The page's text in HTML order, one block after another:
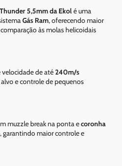
5,5mm da Ekolé uma
Gás Ram, oferecendo maior
às molas helicoidais
velocidade de até240m/s
e controle de pequenos
muzzle break na ponta ecoronha
, garantindo maior controle e